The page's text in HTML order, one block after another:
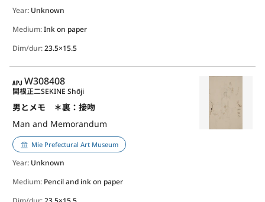
Year: Unknown
Medium:Ink on paper
Dim/dur:23.5×15.5
APJ
W308408
男とメモ ＊裏：接吻
Man and Memorandum
関根正二SEKINE Shōji
Mie Prefectural Art Museum
Year: Unknown
Medium: Pencil and ink on paper